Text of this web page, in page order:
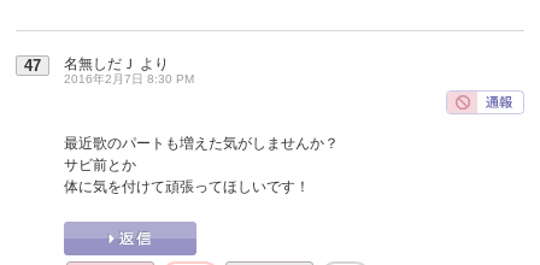
47 名無しだＪ より
2016年2月7日 8:30 PM
最近歌のパートも増えた気がしませんか？
サビ前とか
体に気を付けて頑張ってほしいです！